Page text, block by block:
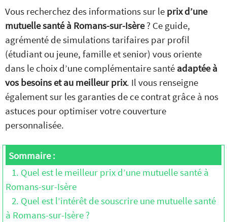
Vous recherchez des informations sur le prix d’une
mutuelle santé à Romans-sur-Isère? Ce guide,
agrémenté de simulations tarifaires par profil
(étudiant ou jeune, famille et senior) vous oriente
dans le choix d’une complémentaire santé adaptée à
vos besoins et au meilleur prix. Il vous renseigne
également sur les garanties de ce contrat grâce à nos
astuces pour optimiser votre couverture
personnalisée.
Sommaire :
1. Quel est le meilleur prix d’une mutuelle santé à
Romans-sur-Isère
2. Quel est l’intérêt de souscrire une mutuelle santé
à Romans-sur-Isère ?